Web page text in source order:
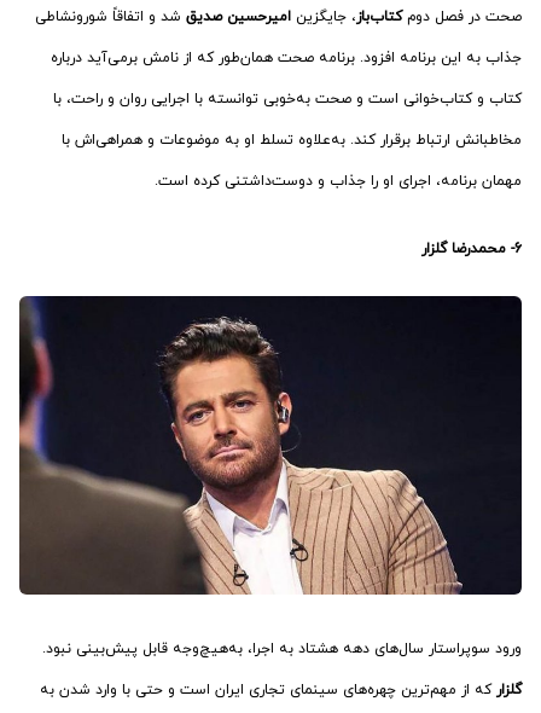
صحت در فصل دومکتاب‌باز، جایگزین امیرحسین صدیق شد و اتفاقاً شورونشاطی
جذاب به این برنامه افزود. برنامه صحت همان‌طور که از نامش برمی‌آید درباره
کتاب و کتاب‌خوانی است و صحت به‌خوبی توانسته با اجرایی روان و راحت، با
مخاطبانش ارتباط برقرار کند. به‌علاوه تسلط او به موضوعات و همراهی‌اش با
مهمان برنامه، اجرای او را جذاب و دوست‌داشتنی کرده است.
6- محمدرضا گلزار
ورود سوپراستار سال‌های دهه هشتاد به اجرا، به‌هیچ‌وجه قابل پیش‌بینی نبود.
گلزارکه از مهم‌ترین چهره‌های سینمای تجاری ایران است و حتی با وارد شدن به